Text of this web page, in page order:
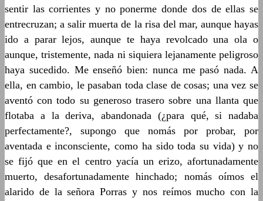
sentir las corrientes y no ponerme donde dos de ellas se
entrecruzan; a salir muerta de la risa del mar, aunque hayas
ido a parar lejos, aunque te haya revolcado una ola o
aunque, tristemente, nada ni siquiera lejanamente peligroso
haya sucedido. Me enseñó bien: nunca me pasó nada. A
ella, en cambio, le pasaban toda clase de cosas; una vez se
aventó con todo su generoso trasero sobre una llanta que
flotaba a la deriva, abandonada (¿para qué, si nadaba
perfectamente?, supongo que nomás por probar, por
aventada e inconsciente, como ha sido toda su vida) y no
se fijó que en el centro yacía un erizo, afortunadamente
muerto, desafortunadamente hinchado; nomás oímos el
alarido de la señora Porras y nos reímos mucho con la